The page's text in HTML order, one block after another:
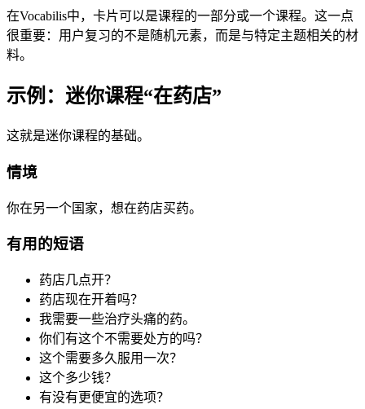
在Vocabilis中，卡片可以是课程的一部分或一个课程。这一点
很重要：用户复习的不是随机元素，而是与特定主题相关的材
料。
示例：迷你课程“在药店”
这就是迷你课程的基础。
情境
你在另一个国家，想在药店买药。
有用的短语
药店几点开？
药店现在开着吗？
我需要一些治疗头痛的药。
你们有这个不需要处方的吗？
这个需要多久服用一次？
这个多少钱？
有没有更便宜的选项？